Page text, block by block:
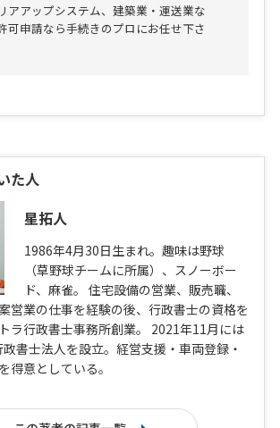
アアップシステム、建築業・運送業な
可申請なら手続きのプロにお任せ下さ
た人
星拓人
1986年4月30日生まれ。趣味は野球
（草野球チームに所属）、スノーボー
ド、麻雀。 住宅設備の営業、販売職、
営業の仕事を経験の後、行政書士の資格を
ラ行政書士事務所創業。 2021年11月には
書士法人を設立。経営支援・車両登録・
得意としている。